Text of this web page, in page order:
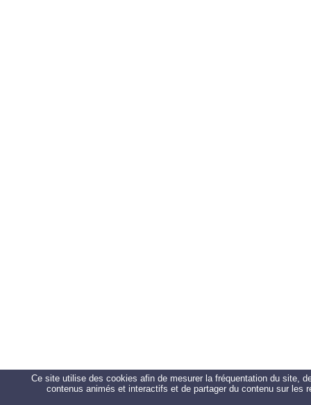
Ce site utilise des cookies afin de mesurer la fréquentation du site,
contenus animés et interactifs et de partager du contenu sur les